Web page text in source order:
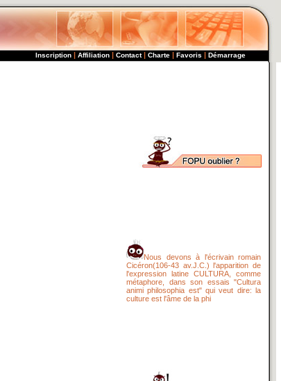
Inscription | Affiliation | Contact | Charte | Favoris | Démarrage
Nous devons à l'écrivain romain
Cicéron(106-43 av.J.C.) l'apparition de
l'expression latine CULTURA, comme
métaphore, dans son essais "Cultura
animi philosophia est" qui veut dire: la
culture est l'âme de la phi